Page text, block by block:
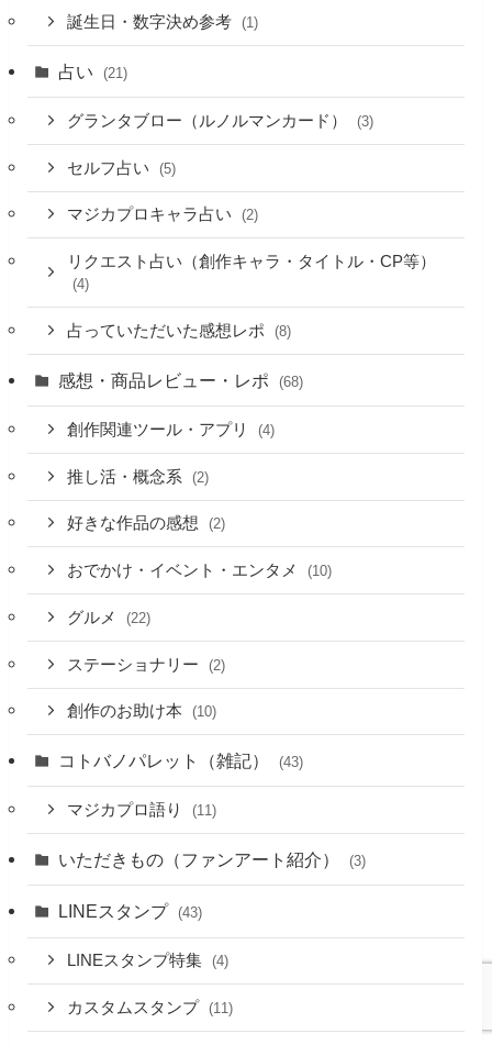
誕生日・数字決め参考 (1)
占い (21)
グランタブロー（ルノルマンカード） (3)
セルフ占い (5)
マジカプロキャラ占い (2)
リクエスト占い（創作キャラ・タイトル・CP等）
(4)
占っていただいた感想レポ (8)
感想・商品レビュー・レポ (68)
創作関連ツール・アプリ (4)
推し活・概念系 (2)
好きな作品の感想 (2)
おでかけ・イベント・エンタメ (10)
グルメ (22)
ステーショナリー (2)
創作のお助け本 (10)
コトバノパレット（雑記） (43)
マジカプロ語り (11)
いただきもの（ファンアート紹介） (3)
LINEスタンプ (43)
LINEスタンプ特集 (4)
カスタムスタンプ (11)